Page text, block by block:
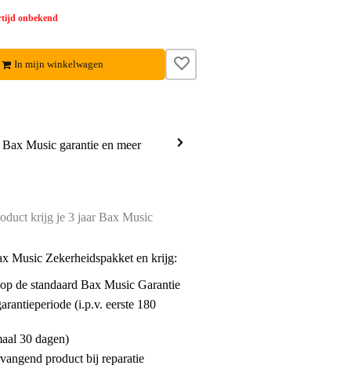
onbekend
In mijn winkelwagen
Music garantie en meer
krijg je 3 jaar Bax Music
Music Zekerheidspakket en krijg:
de standaard Bax Music Garantie
(i.p.v. eerste 180
30 dagen)
product bij reparatie